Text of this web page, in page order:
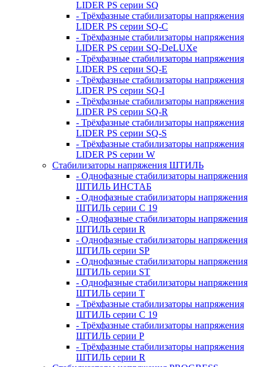
LIDER PS серии SQ
- Трёхфазные стабилизаторы напряжения
LIDER PS серии SQ-C
- Трёхфазные стабилизаторы напряжения
LIDER PS серии SQ-DeLUXe
- Трёхфазные стабилизаторы напряжения
LIDER PS серии SQ-E
- Трёхфазные стабилизаторы напряжения
LIDER PS серии SQ-I
- Трёхфазные стабилизаторы напряжения
LIDER PS серии SQ-R
- Трёхфазные стабилизаторы напряжения
LIDER PS серии SQ-S
- Трёхфазные стабилизаторы напряжения
LIDER PS серии W
Стабилизаторы напряжения ШТИЛЬ
- Однофазные стабилизаторы напряжения
ШТИЛЬ ИНСТАБ
- Однофазные стабилизаторы напряжения
ШТИЛЬ серии C 19
- Однофазные стабилизаторы напряжения
ШТИЛЬ серии R
- Однофазные стабилизаторы напряжения
ШТИЛЬ серии SP
- Однофазные стабилизаторы напряжения
ШТИЛЬ серии ST
- Однофазные стабилизаторы напряжения
ШТИЛЬ серии T
- Трёхфазные стабилизаторы напряжения
ШТИЛЬ серии C 19
- Трёхфазные стабилизаторы напряжения
ШТИЛЬ серии P
- Трёхфазные стабилизаторы напряжения
ШТИЛЬ серии R